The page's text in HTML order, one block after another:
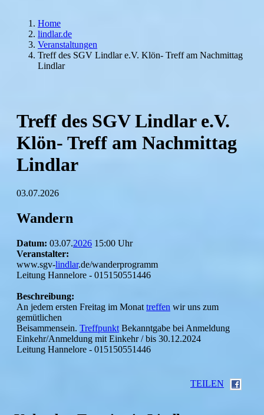
Home
lindlar.de
Veranstaltungen
Treff des SGV Lindlar e.V. Klön- Treff am Nachmittag
Lindlar
Treff des SGV Lindlar e.V.
Klön- Treff am Nachmittag
Lindlar
03.07.2026
Wandern
Datum: 03.07.2026 15:00 Uhr
Veranstalter:
www.sgv-lindlar.de/wanderprogramm
Leitung Hannelore - 015150551446
Beschreibung:
An jedem ersten Freitag im Monat treffen wir uns zum
gemütlichen
Beisammensein. Treffpunkt Bekanntgabe bei Anmeldung
Einkehr/Anmeldung mit Einkehr / bis 30.12.2024
Leitung Hannelore - 015150551446
TEILEN